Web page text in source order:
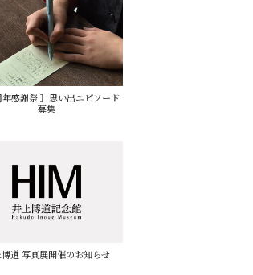
年感謝祭 ］思い出エピソード
募集
道 写真展開催のお知らせ